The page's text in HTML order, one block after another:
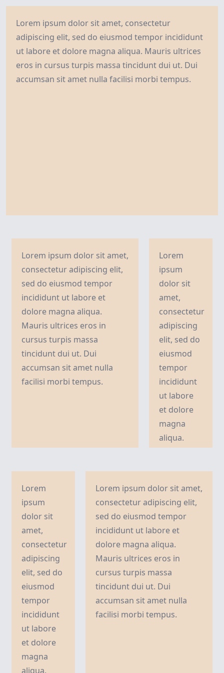
Lorem ipsum dolor sit amet, consectetur
adipiscing elit, sed do eiusmod tempor incididunt
ut labore et dolore magna aliqua. Mauris ultrices
eros in cursus turpis massa tincidunt dui ut. Dui
accumsan sit amet nulla facilisi morbi tempus.
Lorem ipsum dolor sit amet,
consectetur adipiscing elit,
sed do eiusmod tempor
incididunt ut labore et
dolore magna aliqua.
Mauris ultrices eros in
cursus turpis massa
tincidunt dui ut. Dui
accumsan sit amet nulla
facilisi morbi tempus.
Lorem
ipsum
dolor sit
amet,
consectetur
adipiscing
elit, sed do
eiusmod
tempor
incididunt
ut labore
et dolore
magna
aliqua.
cursus
turpis
massa
tincidunt
dui ut. Dui
accumsan
sit amet
nulla
facilisi
morbi
Lorem
ipsum
dolor sit
amet,
consectetur
adipiscing
elit, sed do
eiusmod
tempor
incididunt
ut labore
et dolore
magna
aliqua.
Lorem ipsum dolor sit amet,
consectetur adipiscing elit,
sed do eiusmod tempor
incididunt ut labore et
dolore magna aliqua.
Mauris ultrices eros in
cursus turpis massa
tincidunt dui ut. Dui
accumsan sit amet nulla
facilisi morbi tempus.